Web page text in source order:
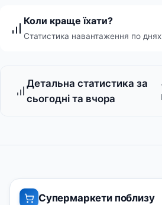
Коли краще їхати?
Статистика навантаження по днях
Детальна статистика за
сьогодні та вчора
Супермаркети поблизу